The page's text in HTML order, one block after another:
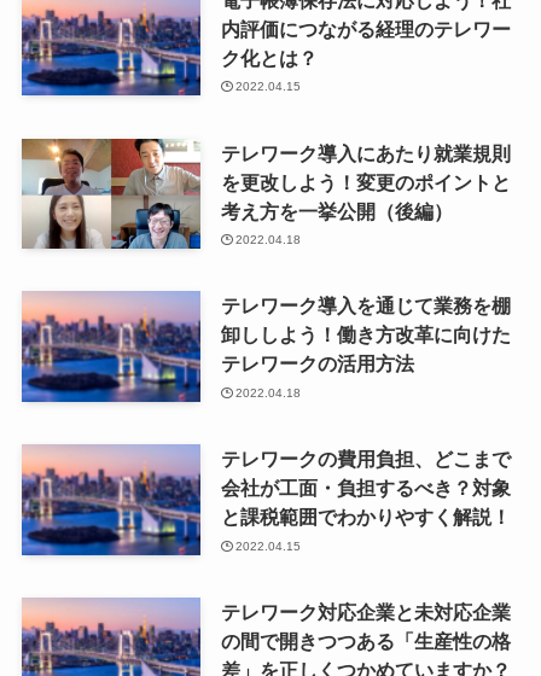
内評価につながる経理のテレワー
ク化とは？
2022.04.15
テレワーク導入にあたり就業規則
を更改しよう！変更のポイントと
考え方を一挙公開（後編）
2022.04.18
テレワーク導入を通じて業務を棚
卸ししよう！働き方改革に向けた
テレワークの活用方法
2022.04.18
テレワークの費用負担、どこまで
会社が工面・負担するべき？対象
と課税範囲でわかりやすく解説！
2022.04.15
テレワーク対応企業と未対応企業
の間で開きつつある「生産性の格
差」を正しくつかめていますか？